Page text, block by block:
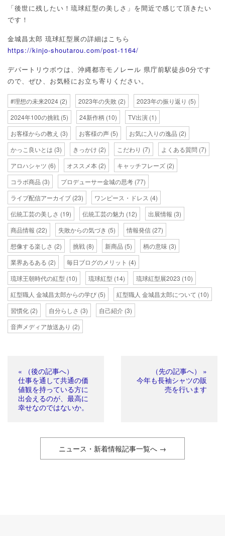
「後世に残したい！琉球紅型の美しさ」を間近で感じて頂きたい
です！
金城昌太郎 琉球紅型展の詳細はこちら
https://kinjo-shoutarou.com/post-1164/
デパートリウボウは、沖縄都市モノレール 県庁前駅徒歩0分です
ので、ぜひ、お気軽にお立ち寄りください。
#理想の未来2024 (2) 2023年の失敗 (2) 2023年の振り返り (5)
2024年100の挑戦 (5) 24新作柄 (10) TV出演 (1)
お客様からの教え (3) お客様の声 (5) お気に入りの逸品 (2)
かっこ良いとは (3) きっかけ (2) こだわり (7) よくある質問 (7)
アロハシャツ (6) オススメ本 (2) キャッチフレーズ (2)
コラボ商品 (3) プロデューサー金城の思考 (77)
ライブ配信アーカイブ (23) ワンピース・ドレス (4)
伝統工芸の美しさ (19) 伝統工芸の魅力 (12) 出展情報 (3)
商品情報 (22) 失敗からの気づき (5) 情報発信 (27)
想像する楽しさ (2) 挑戦 (8) 新商品 (5) 柄の意味 (3)
業界あるある (2) 毎日ブログのメリット (4)
琉球王朝時代の紅型 (10) 琉球紅型 (14) 琉球紅型展2023 (10)
紅型職人 金城昌太郎からの学び (5) 紅型職人 金城昌太郎について (10)
習慣化 (2) 自分らしさ (3) 自己紹介 (3)
音声メディア放送あり (2)
« （後の記事へ）
仕事を通して共通の価
値観を持っている方に
出会えるのが、最高に
幸せなのではないか。
（先の記事へ） »
今年も長袖シャツの販
売を行います
ニュース・新着情報記事一覧へ →